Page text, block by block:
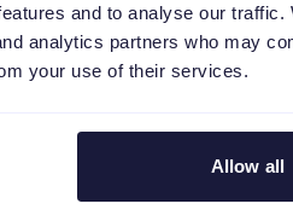
and to analyse our traffic.
analytics partners who may
your use of their services.
Allow all